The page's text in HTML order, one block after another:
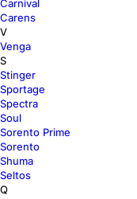
Carnival
Carens
V
Venga
S
Stinger
Sportage
Spectra
Soul
Sorento Prime
Sorento
Shuma
Seltos
Q